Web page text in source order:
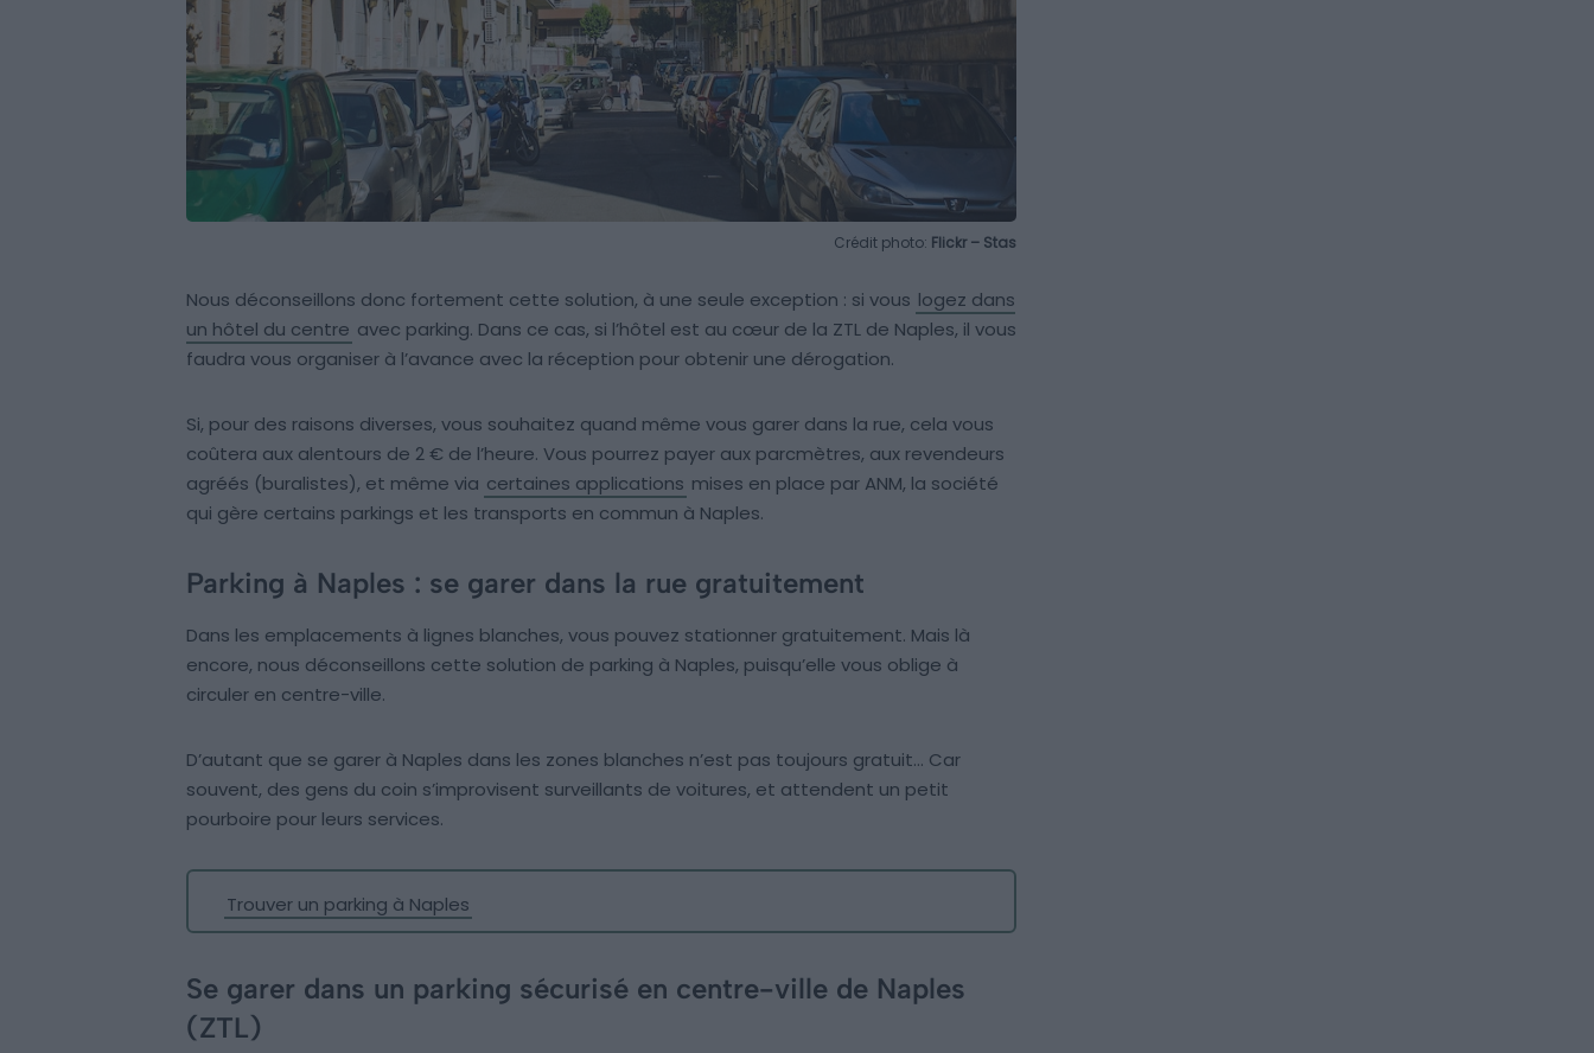
Crédit photo: Flickr – Stas
Nous déconseillons donc fortement cette solution, à une seule exception : si vous logez dans
un hôtel du centre avec parking. Dans ce cas, si l’hôtel est au cœur de la ZTL de Naples, il vous
faudra vous organiser à l’avance avec la réception pour obtenir une dérogation.
Si, pour des raisons diverses, vous souhaitez quand même vous garer dans la rue, cela vous
coûtera aux alentours de 2 € de l’heure. Vous pourrez payer aux parcmètres, aux revendeurs
agréés (buralistes), et même via certaines applications mises en place par ANM, la société
qui gère certains parkings et les transports en commun à Naples.
Parking à Naples : se garer dans la rue gratuitement
Dans les emplacements à lignes blanches, vous pouvez stationner gratuitement. Mais là
encore, nous déconseillons cette solution de parking à Naples, puisqu’elle vous oblige à
circuler en centre-ville.
D’autant que se garer à Naples dans les zones blanches n’est pas toujours gratuit… Car
souvent, des gens du coin s’improvisent surveillants de voitures, et attendent un petit
pourboire pour leurs services.
Trouver un parking à Naples
Se garer dans un parking sécurisé en centre-ville de Naples
(ZTL)